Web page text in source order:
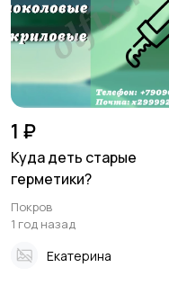
1 ₽
Куда деть старые
герметики?
Покров
1 год назад
Екатерина